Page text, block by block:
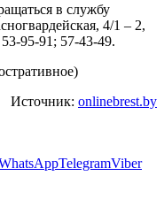
в службу
4/1 – 2,
95-91; 57-43-49.
Источник: onlinebrest.by
TelegramViber